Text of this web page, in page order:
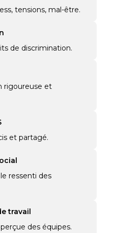
tensions, mal-être.
de discrimination.
rigoureuse et
et partagé.
ressenti des
travail
des équipes.